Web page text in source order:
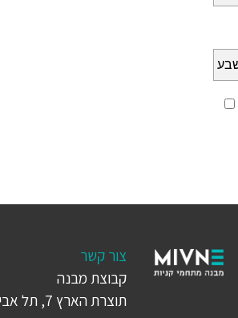
צור קשר
קבוצת מבנה
תוצרת הארץ 7, תל אביב